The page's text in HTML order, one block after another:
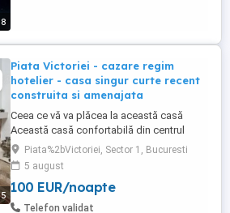
8
5
Piata Victoriei - cazare regim
hotelier - casa singur curte recent
construita si amenajata
Ceea ce vă va plăcea la această casă
Această casă confortabilă din centrul
Bucureștiului dispune de trei dormitoare
luminoase, living, bucătărie, doua bai și o
curte mică, oferind un refugiu liniștit în
inima orașului. Cu acces facil la atracțiile
majore și la transportul public, este
Piata%2bVictoriei, Sector 1, Bucuresti
5 august
100 EUR/noapte
Telefon validat